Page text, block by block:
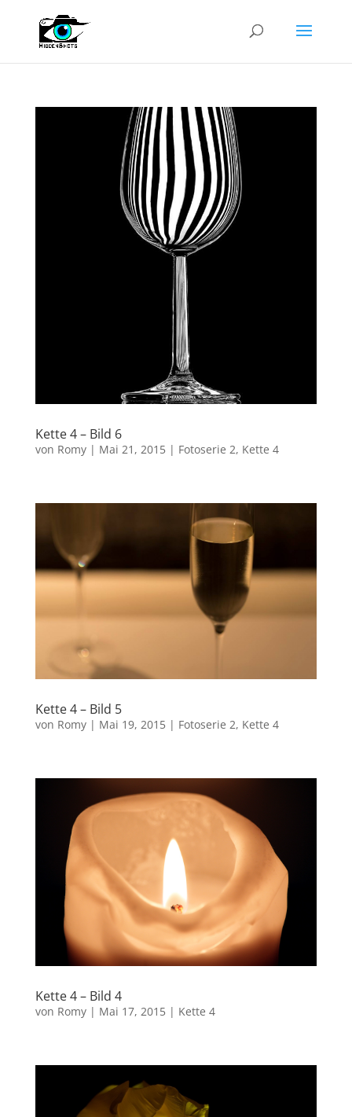
Kette 4 – Bild 6
von Romy| Mai 21, 2015| Fotoserie 2, Kette 4
Kette 4 – Bild 5
von Romy| Mai 19, 2015| Fotoserie 2, Kette 4
Kette 4 – Bild 4
von Romy| Mai 17, 2015| Kette 4